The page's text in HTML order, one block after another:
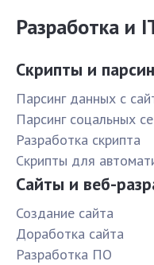
Разработка и
Скрипты и
Парсинг данных с
Парсинг соцальных
Разработка скрипта
Скрипты для
Сайты и веб-
Создание сайта
Доработка сайта
Разработка ПО